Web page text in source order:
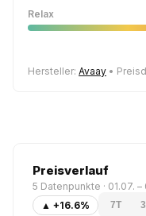
Relax
Hersteller: Avaay •
Preisverlauf
5 Datenpunkte · 01.07. –
▲ +16.6%
7T